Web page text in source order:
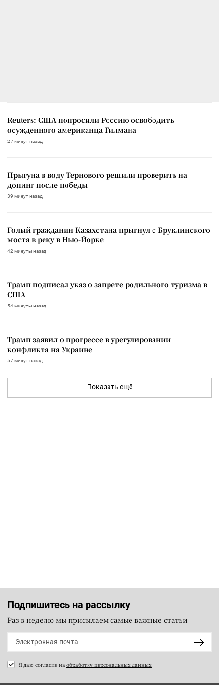
Reuters: США попросили Россию освободить
осужденного американца Гилмана
27 минут назад
Прыгуна в воду Тернового решили проверить на
допинг после победы
39 минут назад
Голый гражданин Казахстана прыгнул с Бруклинского
моста в реку в Нью-Йорке
42 минуты назад
Трамп подписал указ о запрете родильного туризма в
США
54 минуты назад
Трамп заявил о прогрессе в урегулировании
конфликта на Украине
57 минут назад
Показать ещё
Подпишитесь на рассылку
Раз в неделю мы присылаем самые важные статьи
Я даю согласие на обработку персональных данных